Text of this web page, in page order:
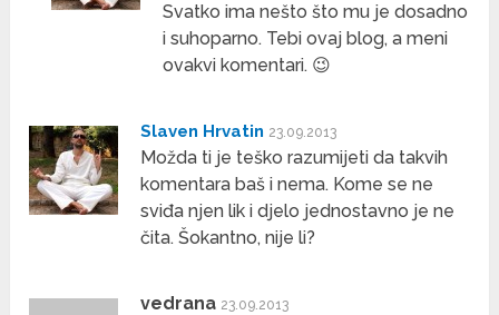
Svatko ima nešto što mu je dosadno
i suhoparno. Tebi ovaj blog, a meni
ovakvi komentari. 😉
Slaven Hrvatin 23.09.2013
Možda ti je teško razumijeti da takvih
komentara baš i nema. Kome se ne
sviđa njen lik i djelo jednostavno je ne
čita. Šokantno, nije li?
vedrana 23.09.2013